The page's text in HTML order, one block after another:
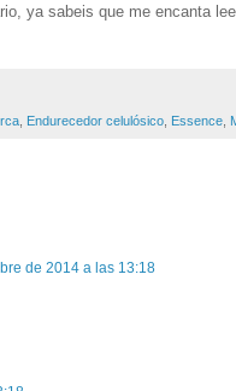
ya sabeis que me encanta
Endurecedor celulósico Essence
de 2014 a las 13:18